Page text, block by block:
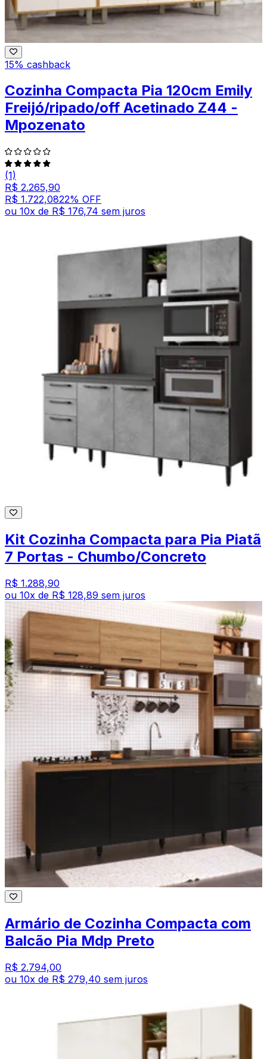
15% cashback
Cozinha Compacta Pia 120cm Emily
Freijó/ripado/off Acetinado Z44 -
Mpozenato
(1)
R$ 2.265,90
R$ 1.722,0822% OFF
ou 10x de R$ 176,74 sem juros
Kit Cozinha Compacta para Pia Piatã
7 Portas - Chumbo/Concreto
R$ 1.288,90
ou 10x de R$ 128,89 sem juros
Armário de Cozinha Compacta com
Balcão Pia Mdp Preto
R$ 2.794,00
ou 10x de R$ 279,40 sem juros